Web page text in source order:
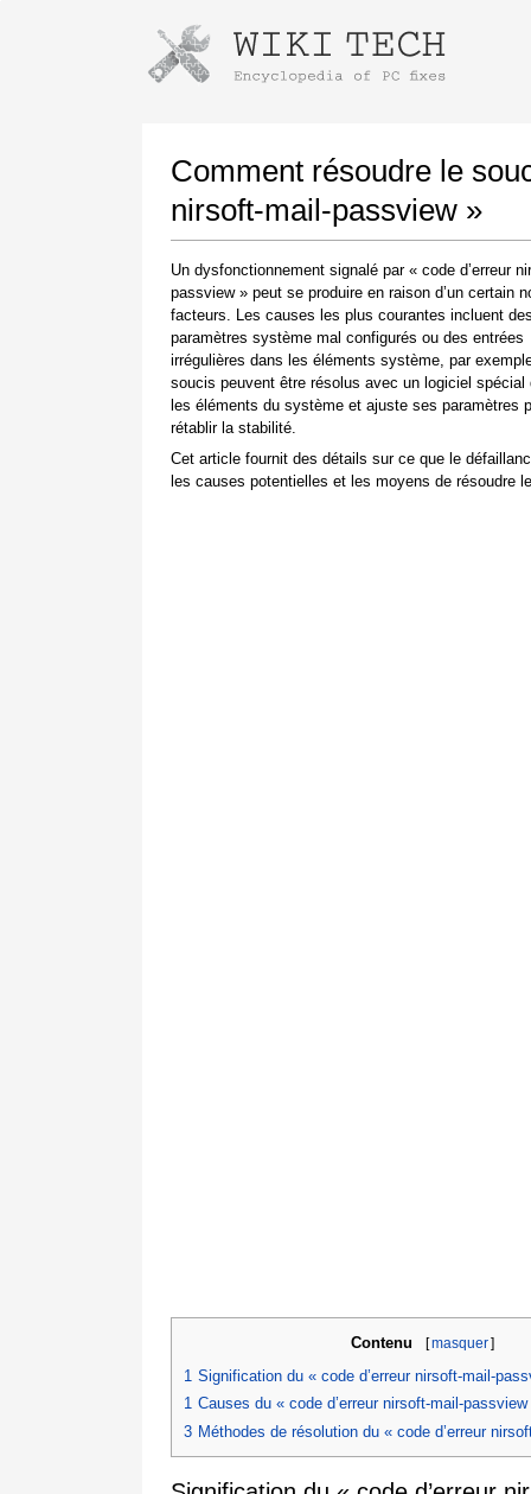
Comment résoudre le
nirsoft-mail-passview »
Un dysfonctionnement signalé par « code d’erreur
passview » peut se produire en raison d’un certain
facteurs. Les causes les plus courantes incluent
paramètres système mal configurés ou des entrées
irrégulières dans les éléments système, par
soucis peuvent être résolus avec un logiciel spécial
les éléments du système et ajuste ses paramètres
rétablir la stabilité.
Cet article fournit des détails sur ce que le
les causes potentielles et les moyens de résoudre
Contenu [masquer]
1 Signification du « code d’erreur nirsoft-mail-
1 Causes du « code d’erreur nirsoft-mail-passview
3 Méthodes de résolution du « code d’erreur
Instructions pour télécharger avec
Une fois le téléchargement terminé, cliquez sur
le lien du fichier téléchargé